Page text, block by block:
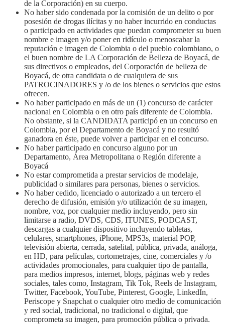
de la Corporación) en su cuerpo.
No haber sido condenada por la comisión de un delito o por
posesión de drogas ilícitas y no haber incurrido en conductas
o participado en actividades que puedan comprometer su buen
nombre e imagen y/o poner en ridículo o menoscabar la
reputación e imagen de Colombia o del pueblo colombiano, o
el buen nombre de LA Corporación de Belleza de Boyacá, de
sus directivos o empleados, del Corporación de belleza de
Boyacá, de otra candidata o de cualquiera de sus
PATROCINADORES y /o de los bienes o servicios que estos
ofrecen.
No haber participado en más de un (1) concurso de carácter
nacional en Colombia o en otro país diferente de Colombia.
No obstante, si la CANDIDATA participó en un concurso en
Colombia, por el Departamento de Boyacá y no resultó
ganadora en éste, puede volver a participar en el concurso.
No haber participado en concurso alguno por un
Departamento, Área Metropolitana o Región diferente a
Boyacá
No estar comprometida a prestar servicios de modelaje,
publicidad o similares para personas, bienes o servicios.
No haber cedido, licenciado o autorizado a un tercero el
derecho de difusión, emisión y/o utilización de su imagen,
nombre, voz, por cualquier medio incluyendo, pero sin
limitarse a radio, DVDS, CDS, ITUNES, PODCAST,
descargas a cualquier dispositivo incluyendo tabletas,
celulares, smartphones, iPhone, MPS3s, material POP,
televisión abierta, cerrada, satelital, pública, privada, análoga,
en HD, para películas, cortometrajes, cine, comerciales y /o
actividades promocionales, para cualquier tipo de pantalla,
para medios impresos, internet, blogs, páginas web y redes
sociales, tales como, Instagram, Tik Tok, Reels de Instagram,
Twitter, Facebook, YouTube, Pinterest, Google, LinkedIn,
Periscope y Snapchat o cualquier otro medio de comunicación
y red social, tradicional, no tradicional o digital, que
comprometa su imagen, para promoción pública o privada.